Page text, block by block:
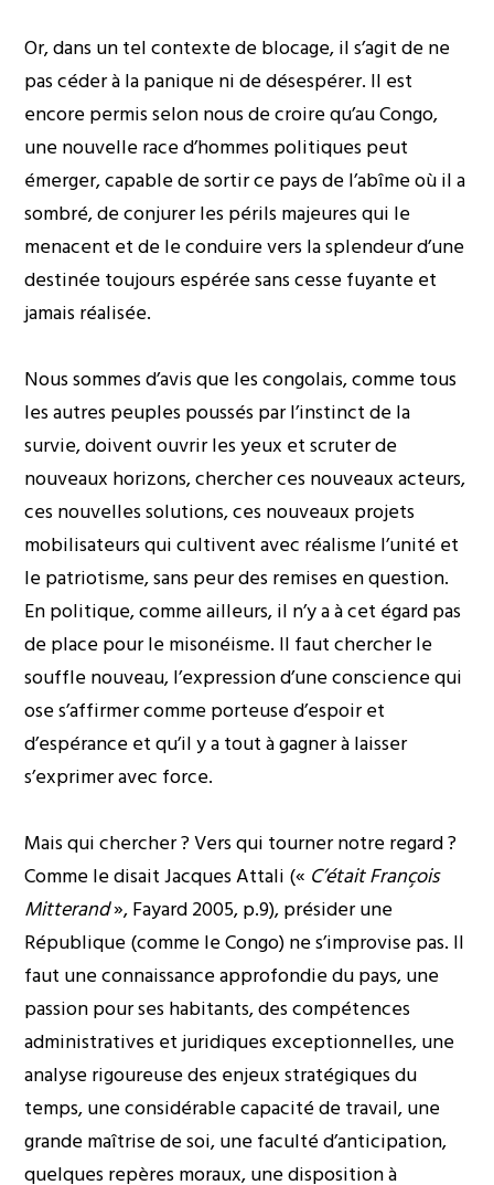
Or, dans un tel contexte de blocage, il s’agit de ne
pas céder à la panique ni de désespérer. Il est
encore permis selon nous de croire qu’au Congo,
une nouvelle race d’hommes politiques peut
émerger, capable de sortir ce pays de l’abîme où il a
sombré, de conjurer les périls majeures qui le
menacent et de le conduire vers la splendeur d’une
destinée toujours espérée sans cesse fuyante et
jamais réalisée.
Nous sommes d’avis que les congolais, comme tous
les autres peuples poussés par l’instinct de la
survie, doivent ouvrir les yeux et scruter de
nouveaux horizons, chercher ces nouveaux acteurs,
ces nouvelles solutions, ces nouveaux projets
mobilisateurs qui cultivent avec réalisme l’unité et
le patriotisme, sans peur des remises en question.
En politique, comme ailleurs, il n’y a à cet égard pas
de place pour le misonéisme. Il faut chercher le
souffle nouveau, l’expression d’une conscience qui
ose s’affirmer comme porteuse d’espoir et
d’espérance et qu’il y a tout à gagner à laisser
s’exprimer avec force.
Mais qui chercher ? Vers qui tourner notre regard ?
Comme le disait Jacques Attali (« C’était François
Mitterand», Fayard 2005, p.9), présider une
République (comme le Congo) ne s’improvise pas. Il
faut une connaissance approfondie du pays, une
passion pour ses habitants, des compétences
administratives et juridiques exceptionnelles, une
analyse rigoureuse des enjeux stratégiques du
temps, une considérable capacité de travail, une
grande maîtrise de soi, une faculté d’anticipation,
quelques repères moraux, une disposition à